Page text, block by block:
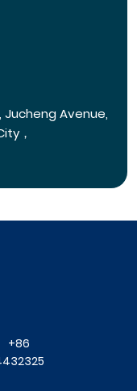
Jucheng Avenue,
，
+86